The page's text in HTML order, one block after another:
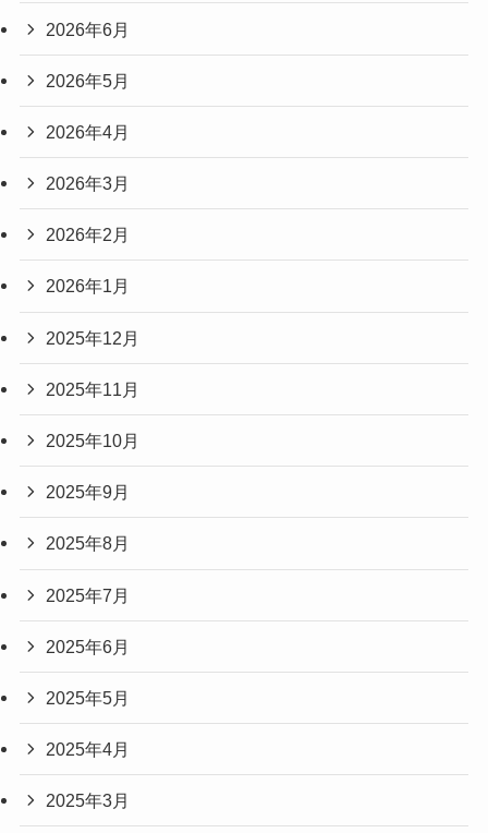
2026年6月
2026年5月
2026年4月
2026年3月
2026年2月
2026年1月
2025年12月
2025年11月
2025年10月
2025年9月
2025年8月
2025年7月
2025年6月
2025年5月
2025年4月
2025年3月